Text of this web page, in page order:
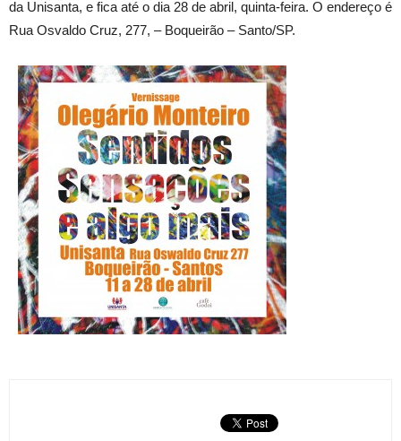
da Unisanta, e fica até o dia 28 de abril, quinta-feira. O endereço é
Rua Osvaldo Cruz, 277, – Boqueirão – Santo/SP.